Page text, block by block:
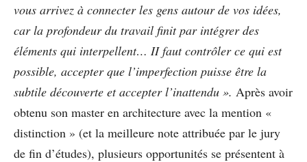
vous arrivez à connecter les gens autour de vos idées,
car la profondeur du travail finit par intégrer des
éléments qui interpellent… II faut contrôler ce qui est
possible, accepter que l’imperfection puisse être la
subtile découverte et accepter l’inattendu ». Après avoir
obtenu son master en architecture avec la mention «
distinction » (et la meilleure note attribuée par le jury
de fin d’études), plusieurs opportunités se présentent à